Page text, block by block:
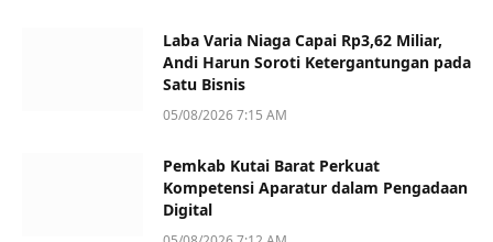
Laba Varia Niaga Capai Rp3,62 Miliar,
Andi Harun Soroti Ketergantungan pada
Satu Bisnis
05/08/2026 7:15 AM
Pemkab Kutai Barat Perkuat
Kompetensi Aparatur dalam Pengadaan
Digital